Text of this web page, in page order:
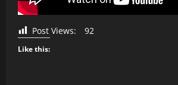
Post Views: 92
Like this: